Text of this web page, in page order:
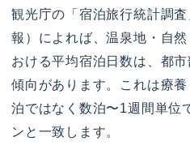
観光庁の「宿泊旅行統計調
報）によれば、温泉地・自
おける平均宿泊日数は、都
傾向があります。これは療
泊ではなく数泊〜1週間単位
ンと一致します。